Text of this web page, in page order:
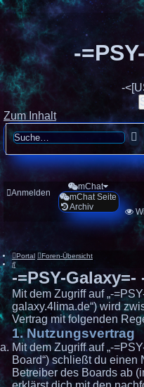
-
-
Zum Inhalt
Anmelden
mChat
mChat Seite
Archiv
Portal
Foren-Übersicht
Suche
-=PSY-
Mit dem Zugriff auf „-
galaxy.4lima.de“) wird
Vertrag mit folgenden
1. Nutzungsvertrag
Mit dem Zugriff auf „-
Board“) schließt du einen
Betreiber des Boards ab